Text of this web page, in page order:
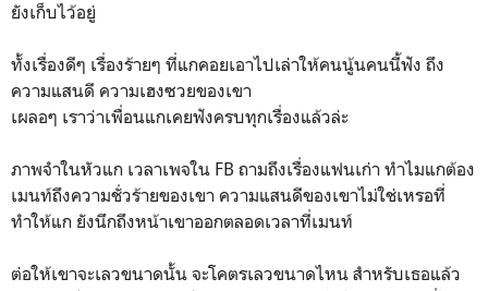
ยังเก็บไว้อยู่
ทั้งเรื่องดีๆ เรื่องร้ายๆ ที่แกคอยเอาไปเล่าให้คนนู้นคนนี้ฟัง ถึง
ความแสนดี ความเฮงซวยของเขา
เผลอๆ เราว่าเพื่อนแกเคยฟังครบทุกเรื่องแล้วล่ะ
ภาพจำในหัวแก เวลาเพจใน FB ถามถึงเรื่องแฟนเก่า ทำไมแกต้อง
เมนท์ถึงความชั่วร้ายของเขา ความแสนดีของเขาไม่ใช่เหรอที่
ทำให้แก ยังนึกถึงหน้าเขาออกตลอดเวลาที่เมนท์
ต่อให้เขาจะเลวขนาดนั้น จะโคตรเลวขนาดไหน สำหรับเธอแล้ว